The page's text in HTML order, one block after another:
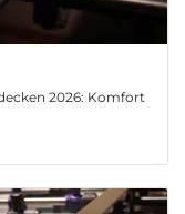
2026: Komfort